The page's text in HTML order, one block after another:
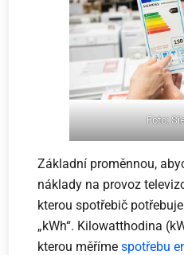
Foto:
Základní proměnnou,
náklady na provoz
kterou spotřebič
„kWh“. Kilowatthodina
kterou měřímespotřebu